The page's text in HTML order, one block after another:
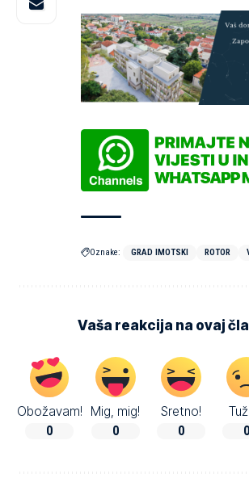
Oznake: GRAD IMOTSKI ROTOR
Vaša reakcija na ovaj
Obožavam!
0
Mig, mig!
0
Sretno!
0
0